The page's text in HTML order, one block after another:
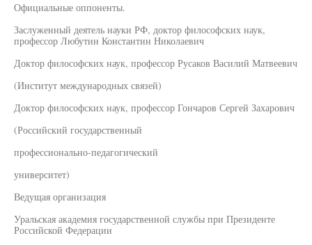
Официальные оппоненты.
Заслуженный деятель науки РФ, доктор философских наук,
профессор Любутин Константин Николаевич
Доктор философских наук, профессор Русаков Василий Матвеевич
(Институт международных связей)
Доктор философских наук, профессор Гончаров Сергей Захарович
(Российский государственный
профессионально-педагогический
университет)
Ведущая организация
Уральская академия государственной службы при Президенте
Российской Федерации